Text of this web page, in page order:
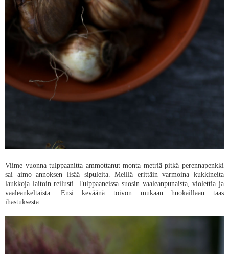
Viime vuonna tulppaanitta ammottanut monta metriä pitkä perennapenkki
sai aimo annoksen lisää sipuleita. Meillä erittäin varmoina kukkineita
laukkoja laitoin reilusti. Tulppaaneissa suosin vaaleanpunaista, violettia ja
vaaleankeltaista. Ensi keväänä toivon mukaan huokaillaan taas
ihastuksesta.